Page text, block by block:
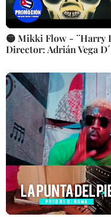
🟡 Mikki Flow - ¨Harry
Director: Adrián Vega